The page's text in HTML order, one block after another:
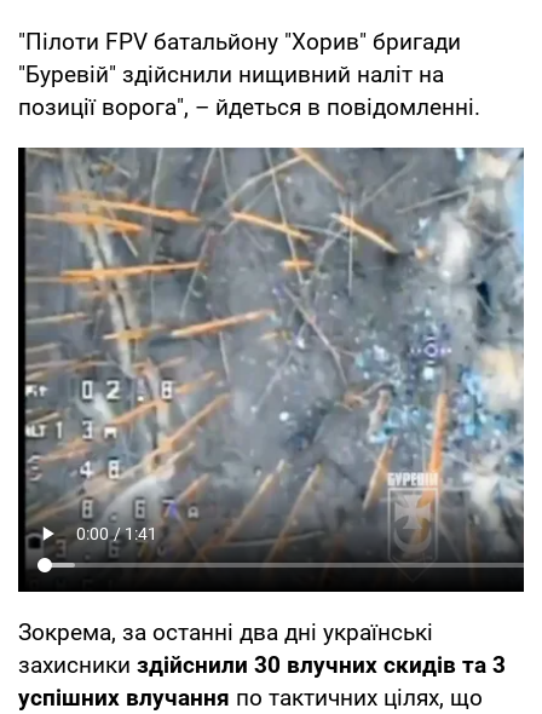
"Пілоти FPV батальйону "Хорив" бригади
"Буревій" здійснили нищивний наліт на
позиції ворога", – йдеться в повідомленні.
Зокрема, за останні два дні українські
захисники здійснили 30 влучних скидів та 3
успішних влучання по тактичних цілях, що